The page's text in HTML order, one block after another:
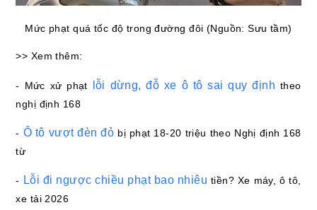
Mức phạt quá tốc độ trong đường đôi (Nguồn: Sưu tầm)
>> Xem thêm:
- Mức xử phạt lỗi dừng, đỗ xe ô tô sai quy định theo
nghị định 168
- Ô tô vượt đèn đỏ bị phạt 18-20 triệu theo Nghị định 168
từ
- Lỗi đi ngược chiều phạt bao nhiêu tiền? Xe máy, ô tô,
xe tải 2026